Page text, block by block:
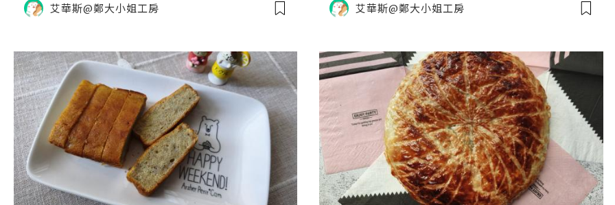
艾華斯@鄭大小姐工房 艾華斯@鄭大小姐工房